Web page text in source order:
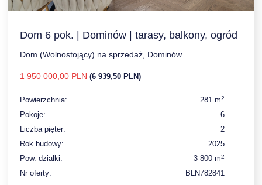
Dom 6 pok. | Dominów | tarasy, balkony, ogród
Dom (Wolnostojący) na sprzedaż, Dominów
1 950 000,00 PLN (6 939,50 PLN)
Powierzchnia: 281 m2
Pokoje:
6
Liczba pięter:
2
Rok budowy:
2025
Pow. działki:
3 800 m2
Nr oferty: BLN782841